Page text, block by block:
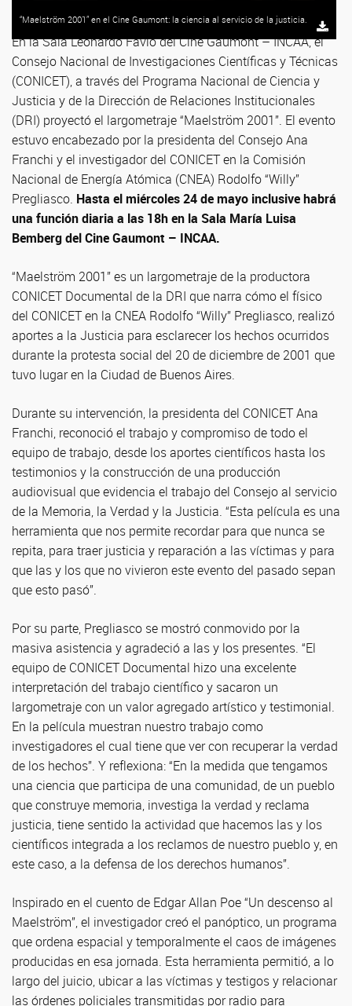
“Maelström 2001” en el Cine Gaumont: la ciencia al servicio de la justicia.
En la Sala Leonardo Favio del Cine Gaumont – INCAA, el
Consejo Nacional de Investigaciones Científicas y Técnicas
(CONICET), a través del Programa Nacional de Ciencia y
Justicia y de la Dirección de Relaciones Institucionales
(DRI) proyectó el largometraje “Maelström 2001”. El evento
estuvo encabezado por la presidenta del Consejo Ana
Franchi y el investigador del CONICET en la Comisión
Nacional de Energía Atómica (CNEA) Rodolfo “Willy”
Pregliasco. Hasta el miércoles 24 de mayo inclusive habrá
una función diaria a las 18h en la Sala María Luisa
Bemberg del Cine Gaumont – INCAA.
“Maelström 2001” es un largometraje de la productora
CONICET Documental de la DRI que narra cómo el físico
del CONICET en la CNEA Rodolfo “Willy” Pregliasco, realizó
aportes a la Justicia para esclarecer los hechos ocurridos
durante la protesta social del 20 de diciembre de 2001 que
tuvo lugar en la Ciudad de Buenos Aires.
Durante su intervención, la presidenta del CONICET Ana
Franchi, reconoció el trabajo y compromiso de todo el
equipo de trabajo, desde los aportes científicos hasta los
testimonios y la construcción de una producción
audiovisual que evidencia el trabajo del Consejo al servicio
de la Memoria, la Verdad y la Justicia. “Esta película es una
herramienta que nos permite recordar para que nunca se
repita, para traer justicia y reparación a las víctimas y para
que las y los que no vivieron este evento del pasado sepan
que esto pasó”.
Por su parte, Pregliasco se mostró conmovido por la
masiva asistencia y agradeció a las y los presentes. “El
equipo de CONICET Documental hizo una excelente
interpretación del trabajo científico y sacaron un
largometraje con un valor agregado artístico y testimonial.
En la película muestran nuestro trabajo como
investigadores el cual tiene que ver con recuperar la verdad
de los hechos”. Y reflexiona: “En la medida que tengamos
una ciencia que participa de una comunidad, de un pueblo
que construye memoria, investiga la verdad y reclama
justicia, tiene sentido la actividad que hacemos las y los
científicos integrada a los reclamos de nuestro pueblo y, en
este caso, a la defensa de los derechos humanos”.
Inspirado en el cuento de Edgar Allan Poe “Un descenso al
Maelström”, el investigador creó el panóptico, un programa
que ordena espacial y temporalmente el caos de imágenes
producidas en esa jornada. Esta herramienta permitió, a lo
largo del juicio, ubicar a las víctimas y testigos y relacionar
las órdenes policiales transmitidas por radio para